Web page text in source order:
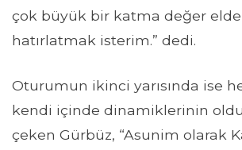
çok büyük bir katma değer
hatırlatmak isterim.” dedi.
Oturumun ikinci yarısında ise
kendi içinde dinamiklerinin
çeken Gürbüz, “Asunim olarak